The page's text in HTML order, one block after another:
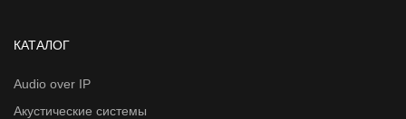
КАТАЛОГ
Audio over IP
Акустические системы